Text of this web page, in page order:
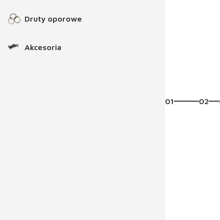
Druty oporowe
Akcesoria
01 02